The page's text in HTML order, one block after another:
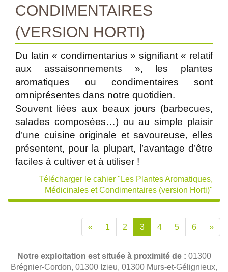
CONDIMENTAIRES
(VERSION HORTI)
Du latin « condimentarius » signifiant « relatif
aux assaisonnements », les plantes
aromatiques ou condimentaires sont
omniprésentes dans notre quotidien.
Souvent liées aux beaux jours (barbecues,
salades composées…) ou au simple plaisir
d’une cuisine originale et savoureuse, elles
présentent, pour la plupart, l’avantage d’être
faciles à cultiver et à utiliser !
Télécharger le cahier "Les Plantes Aromatiques,
Médicinales et Condimentaires (version Horti)"
« 1 2 3 4 5 6 »
Notre exploitation est située à proximité de : 01300
Brégnier-Cordon, 01300 Izieu, 01300 Murs-et-Gélignieux,